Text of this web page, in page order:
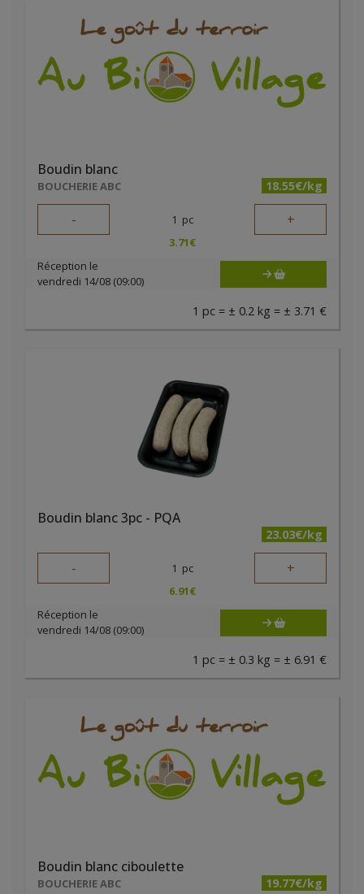
Boudin blanc
BOUCHERIE ABC 18.55€/kg
- 1 pc +
3.71€
Réception le
vendredi 14/08 (09:00)
1 pc = ± 0.2 kg = ± 3.71 €
Boudin blanc 3pc - PQA
23.03€/kg
- 1 pc +
6.91€
Réception le
vendredi 14/08 (09:00)
1 pc = ± 0.3 kg = ± 6.91 €
Boudin blanc ciboulette
BOUCHERIE ABC 19.77€/kg